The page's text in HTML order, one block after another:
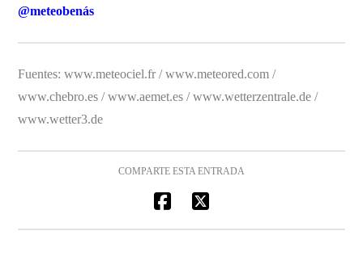
@meteobenás
Fuentes: www.meteociel.fr / www.meteored.com /
www.chebro.es / www.aemet.es / www.wetterzentrale.de /
www.wetter3.de
COMPARTE ESTA ENTRADA